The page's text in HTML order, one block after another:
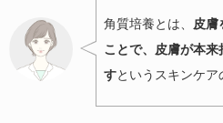
角質培養とは、
皮膚
ことで、皮膚が本
すというスキンケア